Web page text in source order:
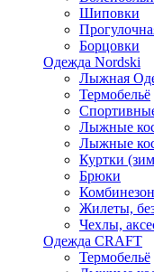
Шиповки
Борцовки
Одежда Nordski
Лыжная
Термобельё
Лыжные
Лыжные
Куртки
Брюки
Жилеты,
Чехлы,
Одежда CRAFT
Термобельё